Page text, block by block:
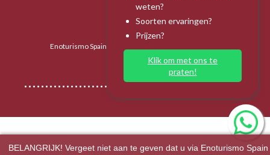
BELANGRIJK! Vergeet niet aan te geven dat u via Enoturismo Spain
weten?
Soorten ervaringen?
Prijzen?
Klik om met ons te
praten!
Enoturismo Spain 2025 - Alle rechten voorbehouden.